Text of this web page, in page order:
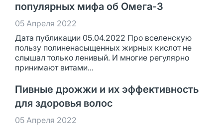
популярных мифа об Омега-3
05 Апреля 2022
Дата публикации 05.04.2022 Про вселенскую
пользу полиненасыщенных жирных кислот не
слышал только ленивый. И многие регулярно
принимают витами...
Пивные дрожжи и их эффективность
для здоровья волос
05 Апреля 2022